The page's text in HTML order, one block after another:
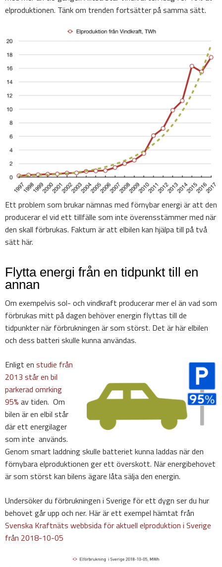
elproduktionen. Tänk om trenden fortsätter på samma sätt.
Ett problem som brukar nämnas med förnybar energi är att den
producerar el vid ett tillfälle som inte överensstämmer med när
den skall förbrukas. Faktum är att elbilen kan hjälpa till på två
sätt här.
Flytta energi från en tidpunkt till en
annan
Om exempelvis sol- och vindkraft producerar mer el än vad som
förbrukas mitt på dagen behöver energin flyttas till de
tidpunkter när förbrukningen är som störst. Det är här elbilen
och dess batteri skulle kunna användas.
Enligt en studie från
2013 står en bil
parkerad omrking
95% av tiden. Om
bilen är en elbil står
där ett energilager
som inte används.
Genom smart laddning skulle batteriet kunna laddas när den
förnybara elproduktionen ger ett överskott. När energibehovet
är som störst kan bilens ägare låta sälja den energin.
Undersöker du förbrukningen i Sverige för ett dygn ser du hur
behovet går upp och ner. Här är ett exempel hämtat från
Svenska Kraftnäts webbsida för aktuell elproduktion i Sverige
från 2018-10-05